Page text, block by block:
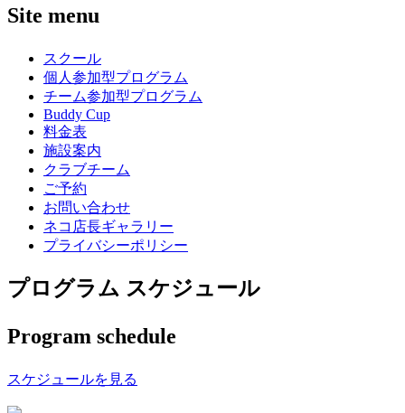
Site menu
スクール
個人参加型プログラム
チーム参加型プログラム
Buddy Cup
料金表
施設案内
クラブチーム
ご予約
お問い合わせ
ネコ店長ギャラリー
プライバシーポリシー
プログラム スケジュール
Program schedule
スケジュールを見る